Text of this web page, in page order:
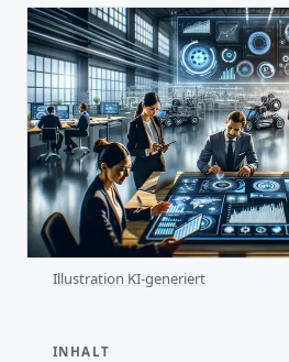
Illustration KI-generiert
INHALT